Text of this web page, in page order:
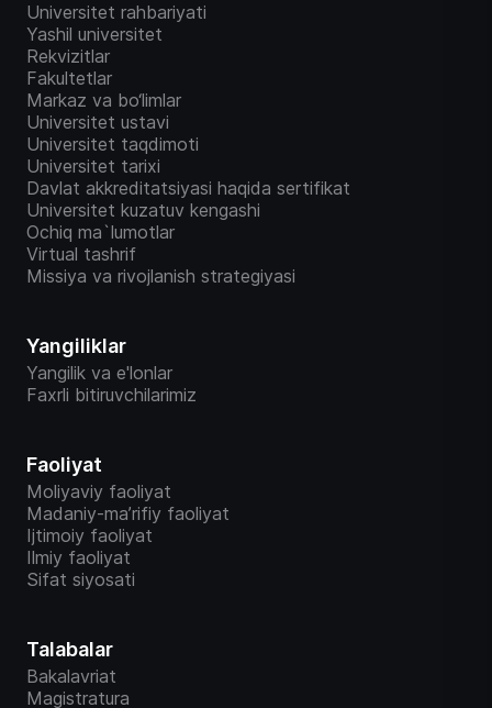
Universitet rahbariyati
Yashil universitet
Rekvizitlar
Fakultetlar
Markaz va bo‘limlar
Universitet ustavi
Universitet taqdimoti
Universitet tarixi
Davlat akkreditatsiyasi haqida sertifikat
Universitet kuzatuv kengashi
Ochiq ma`lumotlar
Virtual tashrif
Missiya va rivojlanish strategiyasi
Yangiliklar
Yangilik va e'lonlar
Faxrli bitiruvchilarimiz
Faoliyat
Moliyaviy faoliyat
Madaniy-ma’rifiy faoliyat
Ijtimoiy faoliyat
Ilmiy faoliyat
Sifat siyosati
Talabalar
Bakalavriat
Magistratura